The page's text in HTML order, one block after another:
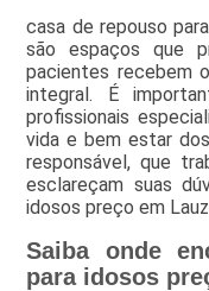
casa de repouso
são espaços que
pacientes recebem
integral. É
profissionais
vida e bem estar
responsável, que
esclareçam suas
idosos preço em
Saiba onde
para idosos